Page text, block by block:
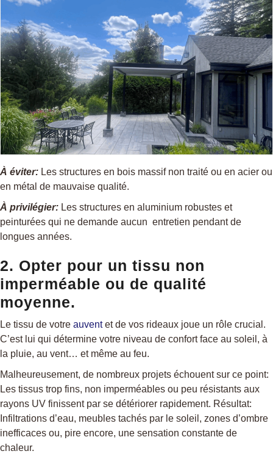
À éviter: Les structures en bois massif non traité ou en acier ou
en métal de mauvaise qualité.
À privilégier: Les structures en aluminium robustes et
peinturées qui ne demande aucun entretien pendant de
longues années.
2. Opter pour un tissu non
imperméable ou de qualité
moyenne.
Le tissu de votre auventet de vos rideaux joue un rôle crucial.
C’est lui qui détermine votre niveau de confort face au soleil, à
la pluie, au vent… et même au feu.
Malheureusement, de nombreux projets échouent sur ce point:
Les tissus trop fins, non imperméables ou peu résistants aux
rayons UV finissent par se détériorer rapidement. Résultat:
Infiltrations d’eau, meubles tachés par le soleil, zones d’ombre
inefficaces ou, pire encore, une sensation constante de
chaleur.